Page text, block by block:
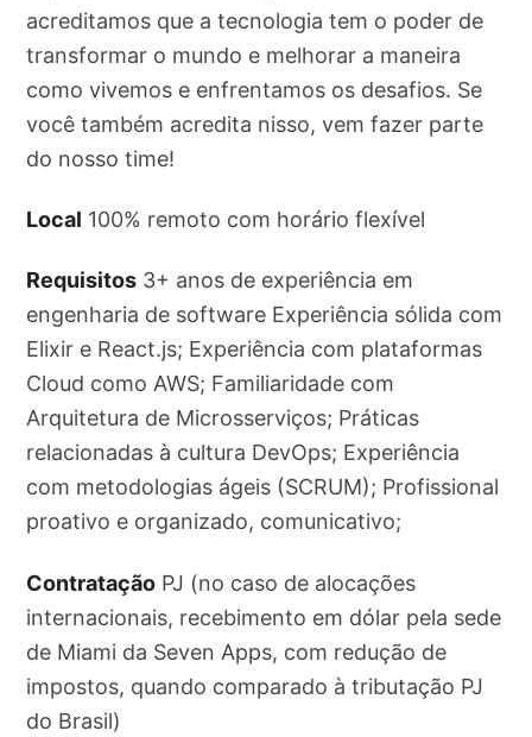
acreditamos que a tecnologia tem o poder de
transformar o mundo e melhorar a maneira
como vivemos e enfrentamos os desafios. Se
você também acredita nisso, vem fazer parte
do nosso time!
Local 100% remoto com horário flexível
Requisitos 3+ anos de experiência em
engenharia de software Experiência sólida com
Elixir e React.js; Experiência com plataformas
Cloud como AWS; Familiaridade com
Arquitetura de Microsserviços; Práticas
relacionadas à cultura DevOps; Experiência
com metodologias ágeis (SCRUM); Profissional
proativo e organizado, comunicativo;
Contratação PJ (no caso de alocações
internacionais, recebimento em dólar pela sede
de Miami da Seven Apps, com redução de
impostos, quando comparado à tributação PJ
do Brasil)